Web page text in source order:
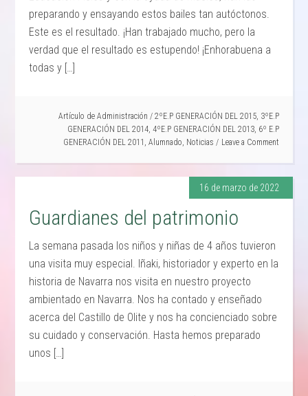
preparando y ensayando estos bailes tan autóctonos.
Este es el resultado. ¡Han trabajado mucho, pero la
verdad que el resultado es estupendo! ¡Enhorabuena a
todas y […]
Artículo de Administración / 2ºE.P GENERACIÓN DEL 2015, 3ºE.P
GENERACIÓN DEL 2014, 4ºE.P GENERACIÓN DEL 2013, 6º E.P
GENERACIÓN DEL 2011 , Alumnado, Noticias Leave a Comment
16 de marzo de 2022
Guardianes del patrimonio
La semana pasada los niños y niñas de 4 años tuvieron
una visita muy especial. Iñaki, historiador y experto en la
historia de Navarra nos visita en nuestro proyecto
ambientado en Navarra. Nos ha contado y enseñado
acerca del Castillo de Olite y nos ha concienciado sobre
su cuidado y conservación. Hasta hemos preparado
unos […]